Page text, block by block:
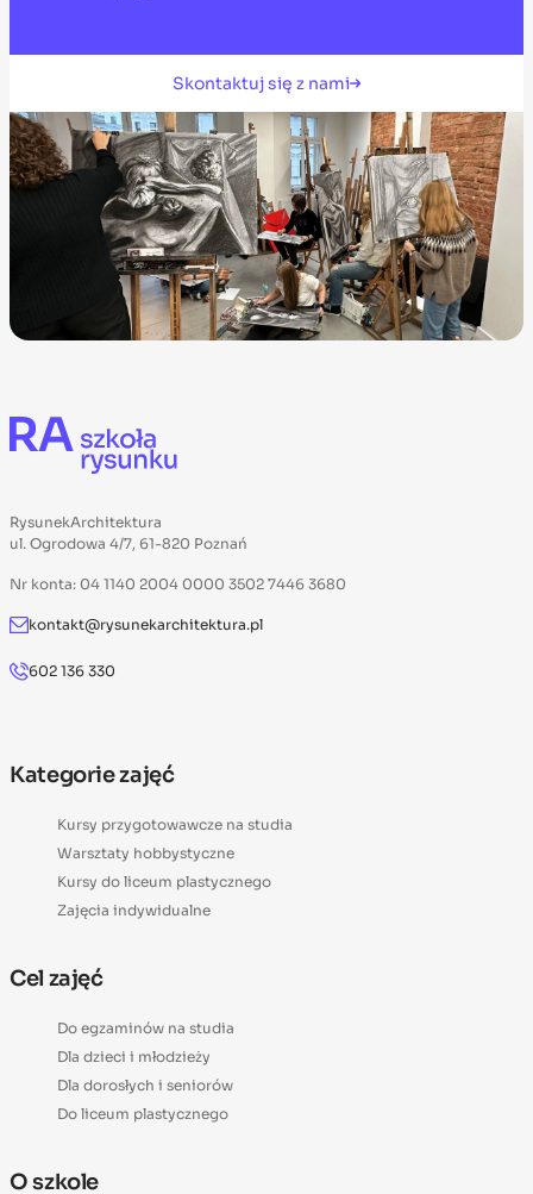
Skontaktuj się z nami
RysunekArchitektura
ul. Ogrodowa 4/7, 61-820 Poznań
Nr konta: 04 1140 2004 0000 3502 7446 3680
kontakt@rysunekarchitektura.pl
602 136 330
Kategorie zajęć
Kursy przygotowawcze na studia
Warsztaty hobbystyczne
Kursy do liceum plastycznego
Zajęcia indywidualne
Cel zajęć
Do egzaminów na studia
Dla dzieci i młodzieży
Dla dorosłych i seniorów
Do liceum plastycznego
O szkole